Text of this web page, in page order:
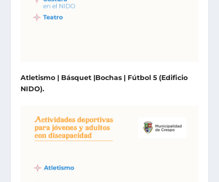
Atletismo | Básquet |Bochas | Fútbol 5 (Edificio
NIDO).